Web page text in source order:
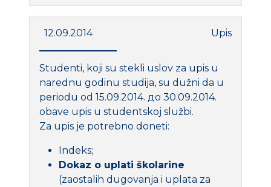
12.09.2014 Upis
Studenti, koji su stekli uslov za upis u
narednu godinu studija, su dužni da u
periodu od 15.09.2014. до 30.09.2014.
obave upis u studentskoj službi.
Za upis je potrebno doneti:
Indeks;
Dokaz o uplati školarine
(zaostalih dugovanja i uplata za